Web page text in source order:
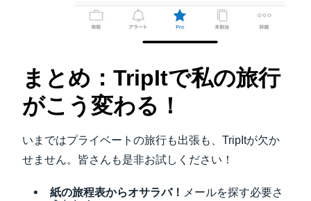
まとめ：TripItで私の旅行
がこう変わる！
いまではプライベートの旅行も出張も、TripItが欠か
せません。皆さんも是非お試しください！
紙の旅程表からオサラバ！ メールを探す必要さ